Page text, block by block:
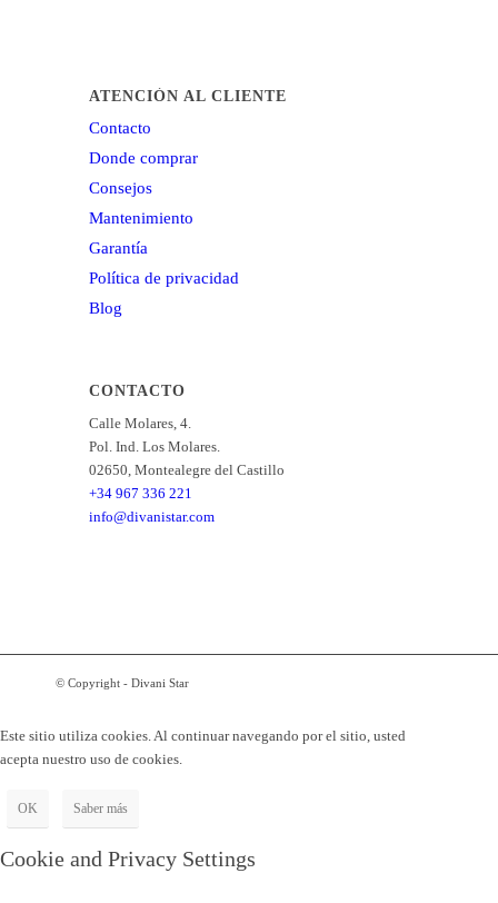
ATENCIÓN AL CLIENTE
Contacto
Donde comprar
Consejos
Mantenimiento
Garantía
Política de privacidad
Blog
CONTACTO
Calle Molares, 4.
Pol. Ind. Los Molares.
02650, Montealegre del Castillo
+34 967 336 221
info@divanistar.com
© Copyright - Divani Star
Este sitio utiliza cookies. Al continuar navegando por el sitio, usted
acepta nuestro uso de cookies.
OK Saber más
Cookie and Privacy Settings